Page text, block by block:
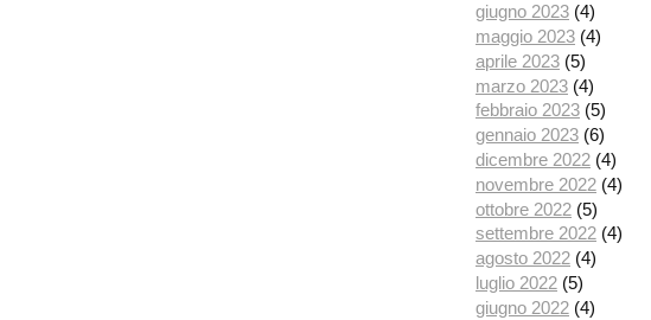
giugno 2023 (4)
maggio 2023 (4)
aprile 2023 (5)
marzo 2023 (4)
febbraio 2023 (5)
gennaio 2023 (6)
dicembre 2022 (4)
novembre 2022 (4)
ottobre 2022 (5)
settembre 2022 (4)
agosto 2022 (4)
luglio 2022 (5)
giugno 2022 (4)